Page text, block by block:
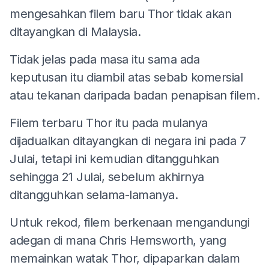
mengesahkan filem baru Thor tidak akan
ditayangkan di Malaysia.
Tidak jelas pada masa itu sama ada
keputusan itu diambil atas sebab komersial
atau tekanan daripada badan penapisan filem.
Filem terbaru Thor itu pada mulanya
dijadualkan ditayangkan di negara ini pada 7
Julai, tetapi ini kemudian ditangguhkan
sehingga 21 Julai, sebelum akhirnya
ditangguhkan selama-lamanya.
Untuk rekod, filem berkenaan mengandungi
adegan di mana Chris Hemsworth, yang
memainkan watak Thor, dipaparkan dalam